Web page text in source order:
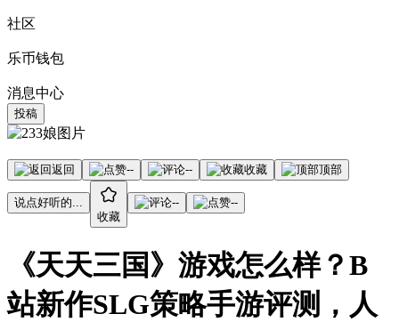
社区
乐币钱包
消息中心
投稿
返回 -- -- 收藏 顶部
说点好听的...
收藏
-- --
《天天三国》游戏怎么样？B
站新作SLG策略手游评测，人